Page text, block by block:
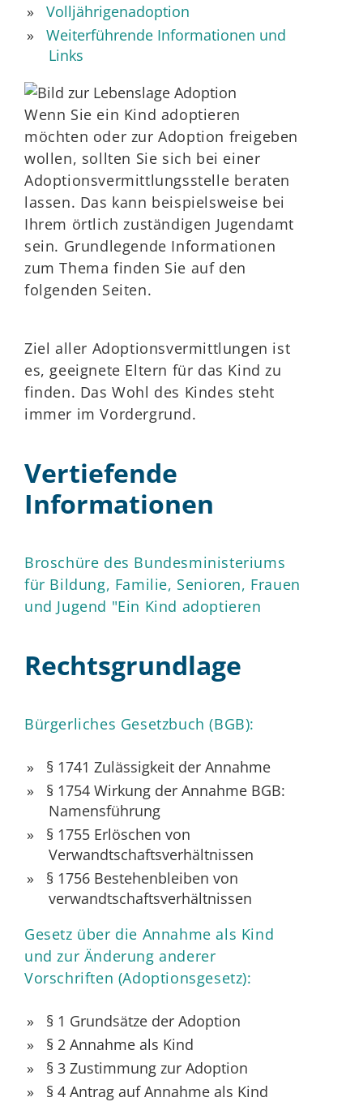
Volljährigenadoption
Weiterführende Informationen und
Links
Wenn Sie ein Kind adoptieren
möchten oder zur Adoption freigeben
wollen, sollten Sie sich bei einer
Adoptionsvermittlungsstelle beraten
lassen. Das kann beispielsweise bei
Ihrem örtlich zuständigen Jugendamt
sein. Grundlegende Informationen
zum Thema finden Sie auf den
folgenden Seiten.
Ziel aller Adoptionsvermittlungen ist
es, geeignete Eltern für das Kind zu
finden. Das Wohl des Kindes steht
immer im Vordergrund.
Vertiefende
Informationen
Broschüre des Bundesministeriums
für Bildung, Familie, Senioren, Frauen
und Jugend "Ein Kind adoptieren
Rechtsgrundlage
Bürgerliches Gesetzbuch (BGB):
§ 1741 Zulässigkeit der Annahme
§ 1754 Wirkung der Annahme BGB:
Namensführung
§ 1755 Erlöschen von
Verwandtschaftsverhältnissen
§ 1756 Bestehenbleiben von
verwandtschaftsverhältnissen
Gesetz über die Annahme als Kind
und zur Änderung anderer
Vorschriften (Adoptionsgesetz):
§ 1 Grundsätze der Adoption
§ 2 Annahme als Kind
§ 3 Zustimmung zur Adoption
§ 4 Antrag auf Annahme als Kind